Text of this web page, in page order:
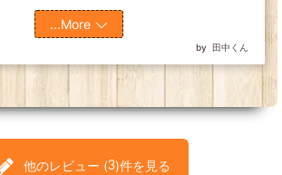
田中くん
...More
他のレビュー (3)件を見る